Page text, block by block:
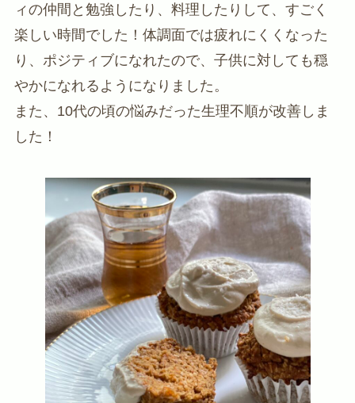
ィの仲間と勉強したり、料理したりして、すごく
楽しい時間でした！体調面では疲れにくくなった
り、ポジティブになれたので、子供に対しても穏
やかになれるようになりました。
また、10代の頃の悩みだった生理不順が改善しま
した！